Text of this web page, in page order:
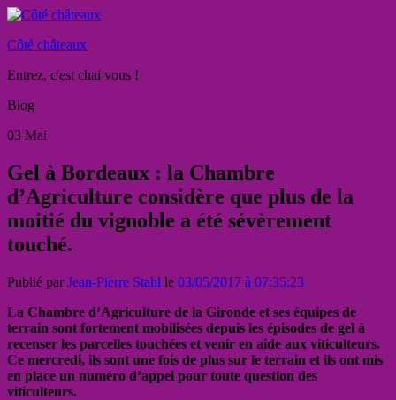
Côté châteaux
Entrez, c'est chai vous !
Blog
03 Mai
Gel à Bordeaux : la Chambre
d’Agriculture considère que plus de la
moitié du vignoble a été sévèrement
touché.
Publié parJean-Pierre Stahl le 03/05/2017 à 07:35:23
La Chambre d’Agriculture de la Gironde et ses équipes de
terrain sont fortement mobilisées depuis les épisodes de gel à
recenser les parcelles touchées et venir en aide aux viticulteurs.
Ce mercredi, ils sont une fois de plus sur le terrain et ils ont mis
en place un numéro d’appel pour toute question des
viticulteurs.